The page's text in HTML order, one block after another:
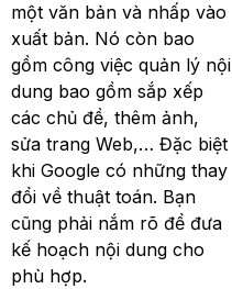
một văn bản và nhấp vào
xuất bản. Nó còn bao
gồm công việc quản lý nội
dung bao gồm sắp xếp
các chủ đề, thêm ảnh,
sửa trang Web,… Đặc biệt
khi Google có những thay
đổi về thuật toán. Bạn
cũng phải nắm rõ để đưa
kế hoạch nội dung cho
phù hợp.